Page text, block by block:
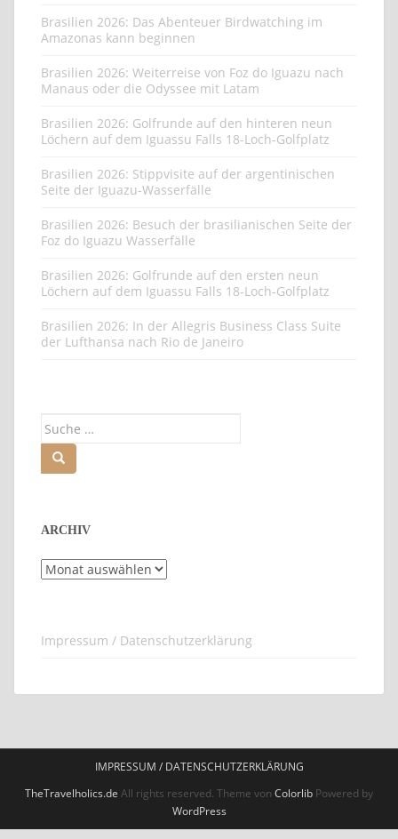
Brasilien 2026: Das Abenteuer Birdwatching im
Amazonas kann beginnen
Brasilien 2026: Weiterreise von Foz do Iguazu nach
Manaus oder die Odyssee mit Latam
Brasilien 2026: Golfrunde auf den hinteren neun
Löchern auf dem Iguassu Falls 18-Loch-Golfplatz
Brasilien 2026: Stippvisite auf der argentinischen
Seite der Iguazu-Wasserfälle
Brasilien 2026: Besuch der brasilianischen Seite der
Foz do Iguazu Wasserfälle
Brasilien 2026: Golfrunde auf den ersten neun
Löchern auf dem Iguassu Falls 18-Loch-Golfplatz
Brasilien 2026: In der Allegris Business Class Suite
der Lufthansa nach Rio de Janeiro
ARCHIV
Archiv
Impressum / Datenschutzerklärung
IMPRESSUM / DATENSCHUTZERKLÄRUNG
TheTravelholics.de All rights reserved. Theme von Colorlib Powered by
WordPress